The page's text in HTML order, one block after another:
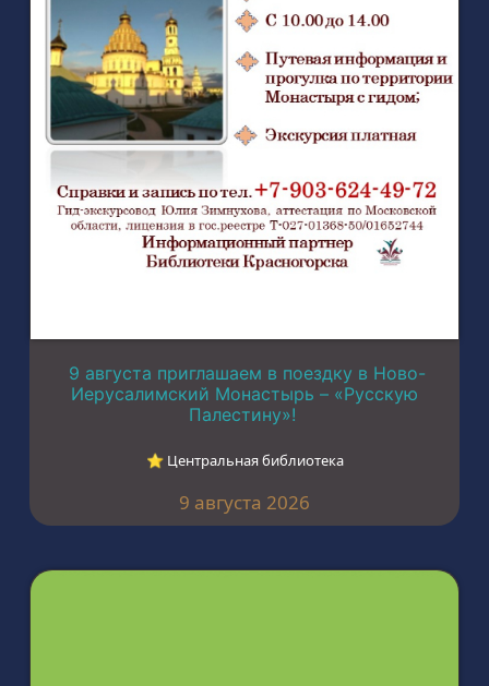
9 августа приглашаем в поездку в Ново-
Иерусалимский Монастырь – «Русскую
Палестину»!
⭐︎ Центральная библиотека
9 августа 2026